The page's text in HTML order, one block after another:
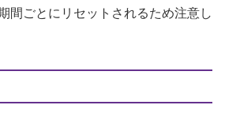
間ごとにリセットされるため注意し